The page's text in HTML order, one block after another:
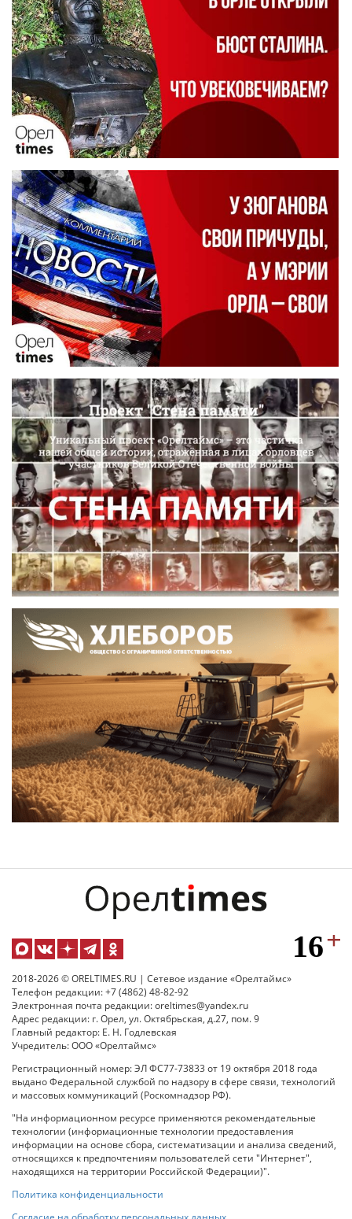
2018-2026 © ORELTIMES.RU | Сетевое издание «Орелтаймс»
Телефон редакции: +7 (4862) 48-82-92
Электронная почта редакции: oreltimes@yandex.ru
Адрес редакции: г. Орел, ул. Октябрьская, д.27, пом. 9
Главный редактор: Е. Н. Годлевская
Учредитель: ООО «Орелтаймс»
Регистрационный номер: ЭЛ ФС77-73833 от 19 октября 2018 года
выдано Федеральной службой по надзору в сфере связи, технологий
и массовых коммуникаций (Роскомнадзор РФ).
"На информационном ресурсе применяются рекомендательные
технологии (информационные технологии предоставления
информации на основе сбора, систематизации и анализа сведений,
относящихся к предпочтениям пользователей сети "Интернет",
находящихся на территории Российской Федерации)".
Политика конфиденциальности